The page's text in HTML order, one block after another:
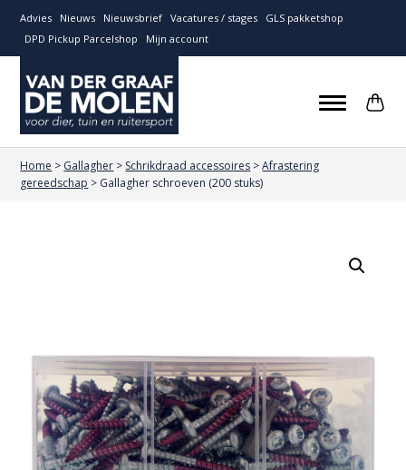
Advies Nieuws Nieuwsbrief Vacatures / stages
GLS pakketshop
DPD Pickup Parcelshop
Mijn account
Home > Gallagher > Schrikdraad accessoires >Afrastering
gereedschap > Gallagher schroeven (200 stuks)